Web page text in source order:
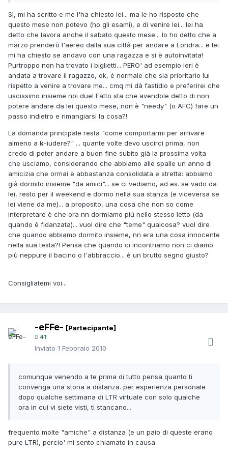
Sì, mi ha scritto e me l'ha chiesto lei... ma le ho risposto che
questo mese non potevo (ho gli esami), e di venire lei... lei ha
detto che lavora anche il sabato questo mese... Io ho detto che a
marzo prenderò l'aereo dalla sua città per andare a Londra... e lei
mi ha chiesto se andavo con una ragazza e si è autoinvitata!
Purtroppo non ha trovato i biglietti... PERO' ad esempio ieri è
andata a trovare il ragazzo, ok, è normale che sia prioritario lui
rispetto a venire a trovare me... cmq mi dà fastidio e preferirei che
uscissimo insieme noi due! Fatto sta che avendole detto di non
potere andare da lei questo mese, non è "needy" (o AFC) fare un
passo indietro e rimangiarsi la cosa?!
La domanda principale resta "come comportarmi per arrivare
almeno a k-iudere?" ... quante volte devo uscirci prima, non
credo di poter andare a buon fine subito già la prossima volta
che usciamo, considerando che abbiamo alle spalle un anno di
amicizia che ormai è abbastanza consolidata e stretta: abbiamo
già dormito insieme "da amici"... se ci vediamo, ad es. se vado da
lei, resto per il weekend e dormo nella sua stanza (e viceversa se
lei viene da me)... a proposito, una cosa che non so come
interpretare è che ora nn dormiamo più nello stesso letto (da
quando è fidanzata)... vuol dire che "teme" qualcosa? vuol dire
che quando abbiamo dormito insieme, nn era una cosa innocente
nella sua testa?! Pensa che quando ci incontriamo non ci diamo
più neppure il bacino o l'abbraccio... è un brutto segno giusto?
Consigliatemi voi...
-eFFe- [Partecipante]
41
Inviato 1 Febbraio 2010
comunque venendo a te prima di tutto pensa quanto ti
convenga una storia a distanza. per esperienza personale
dopo qualche settimana di LTR virtuale con solo qualche
ora in cui vi siete visti, ti stancano...
frequento molte "amiche" a distanza (e un paio di queste erano
pure LTR), percio' mi sento chiamato in causa